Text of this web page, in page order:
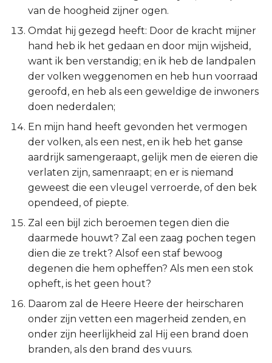
Openbaring
van de hoogheid zijner ogen.
Omdat hij gezegd heeft: Door de kracht mijner
hand heb ik het gedaan en door mijn wijsheid,
want ik ben verstandig; en ik heb de landpalen
der volken weggenomen en heb hun voorraad
geroofd, en heb als een geweldige de inwoners
doen nederdalen;
En mijn hand heeft gevonden het vermogen
der volken, als een nest, en ik heb het ganse
aardrijk samengeraapt, gelijk men de eieren die
verlaten zijn, samenraapt; en er is niemand
geweest die een vleugel verroerde, of den bek
opendeed, of piepte.
Zal een bijl zich beroemen tegen dien die
daarmede houwt? Zal een zaag pochen tegen
dien die ze trekt? Alsof een staf bewoog
degenen die hem opheffen? Als men een stok
opheft, is het geen hout?
Daarom zal de Heere Heere der heirscharen
onder zijn vetten een magerheid zenden, en
onder zijn heerlijkheid zal Hij een brand doen
branden, als den brand des vuurs.